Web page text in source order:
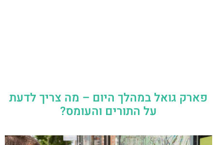
פארק גואל במהלך היום – מה צריך לדעת
על התורים והעומס?